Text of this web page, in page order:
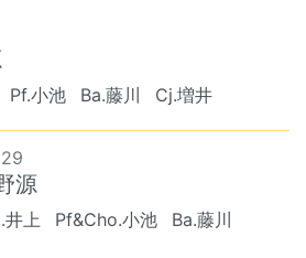
Pf.小池 Ba.藤川 Cj.増井
源
上 Pf&Cho.小池
Ba.藤川